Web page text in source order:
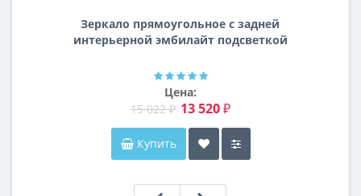
Зеркало прямоугольное с задней
интерьерной эмбилайт подсветкой
Цена:
15 022 ₽ 13 520 ₽
Купить